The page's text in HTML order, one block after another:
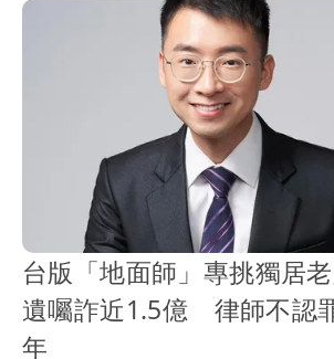
台版「地面師」專挑獨居
遺囑詐近1.5億 律師不認
年